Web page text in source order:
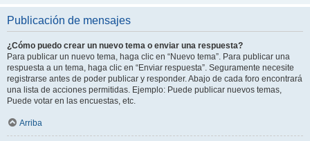
Publicación de mensajes
¿Cómo puedo crear un nuevo tema o enviar una respuesta?
Para publicar un nuevo tema, haga clic en “Nuevo tema”. Para publicar una
respuesta a un tema, haga clic en “Enviar respuesta”. Seguramente necesite
registrarse antes de poder publicar y responder. Abajo de cada foro encontrará
una lista de acciones permitidas. Ejemplo: Puede publicar nuevos temas,
Puede votar en las encuestas, etc.
Arriba